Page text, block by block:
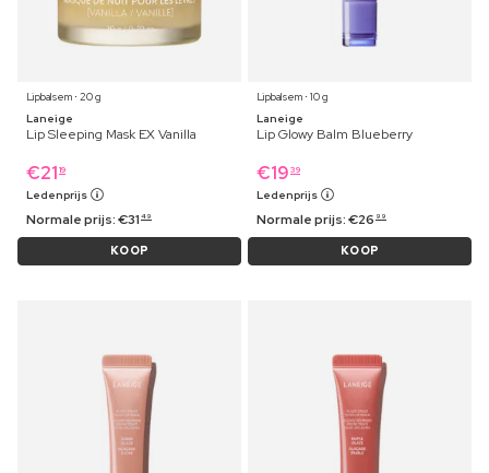
Lipbalsem ⋅ 20 g
Laneige
Lip Sleeping Mask EX Vanilla
€21 19
Ledenprijs
Normale prijs:€31 49
KOOP
Lipbalsem ⋅ 10 g
Laneige
Lip Glowy Balm Blueberry
€19 39
Ledenprijs
Normale prijs:€26 99
KOOP